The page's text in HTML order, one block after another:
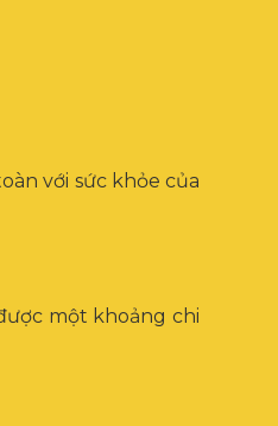
với sức khỏe của
một khoảng chi